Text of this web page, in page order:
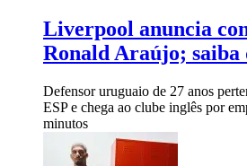
Liverpool anuncia
Ronald Araújo; saiba
Defensor uruguaio de 27 anos
ESP e chega ao clube inglês por
minutos